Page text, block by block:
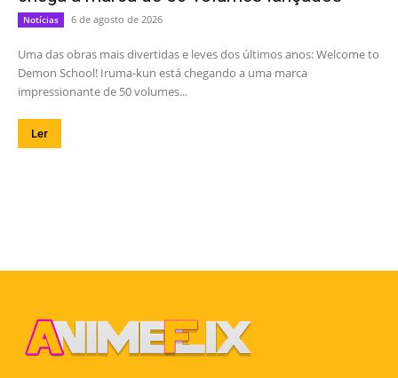
Notícias 6 de agosto de 2026
Uma das obras mais divertidas e leves dos últimos anos: Welcome to
Demon School! Iruma-kun está chegando a uma marca
impressionante de 50 volumes...
Ler